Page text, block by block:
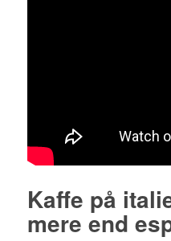
Kaffe på
mere end